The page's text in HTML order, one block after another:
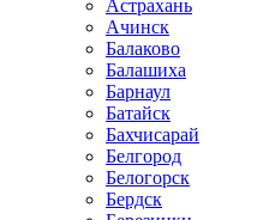
Астрахань
Ачинск
Балаково
Балашиха
Барнаул
Батайск
Бахчисарай
Белгород
Белогорск
Бердск